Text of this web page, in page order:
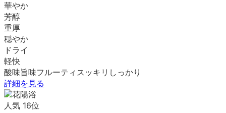
華やか
芳醇
重厚
穏やか
ドライ
軽快
酸味旨味フルーティ スッキリ しっかり
詳細を見る
人気 16位